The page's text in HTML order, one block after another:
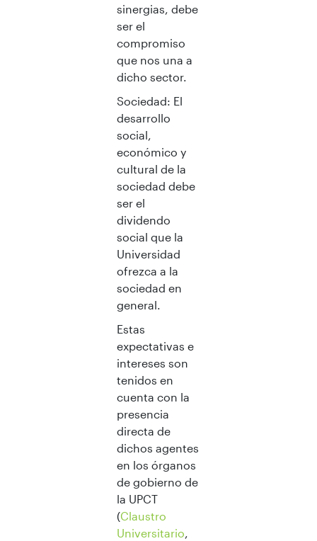
sinergias, debe
ser el
compromiso
que nos una a
dicho sector.
Sociedad: El
desarrollo
social,
económico y
cultural de la
sociedad debe
ser el
dividendo
social que la
Universidad
ofrezca a la
sociedad en
general.
Estas
expectativas e
intereses son
tenidos en
cuenta con la
presencia
directa de
dichos agentes
en los órganos
de gobierno de
la UPCT
(Claustro
Universitario,